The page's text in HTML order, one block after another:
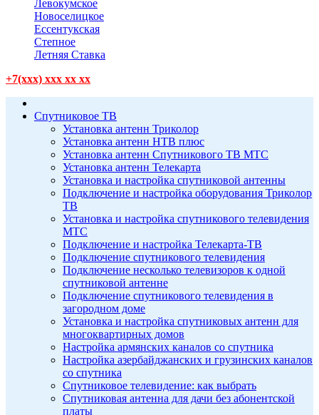
Левокумское
Новоселицкое
Ессентукская
Степное
Летняя Ставка
+7(xxx) xxx xx xx
Спутниковое ТВ
Установка антенн Триколор
Установка антенн НТВ плюс
Установка антенн Спутникового ТВ МТС
Установка антенн Телекарта
Установка и настройка спутниковой антенны
Подключение и настройка оборудования Триколор
ТВ
Установка и настройка спутникового телевидения
МТС
Подключение и настройка Телекарта-ТВ
Подключение спутникового телевидения
Подключение несколько телевизоров к одной
спутниковой антенне
Подключение спутникового телевидения в
загородном доме
Установка и настройка спутниковых антенн для
многоквартирных домов
Настройка армянских каналов со спутника
Настройка азербайджанских и грузинских каналов
со спутника
Спутниковое телевидение: как выбрать
Спутниковая антенна для дачи без абонентской
платы